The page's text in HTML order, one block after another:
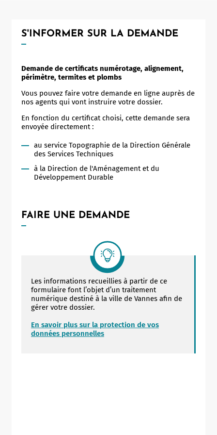
S'INFORMER SUR LA DEMANDE
Demande de certificats numérotage, alignement,
périmètre, termites et plombs
Vous pouvez faire votre demande en ligne auprès de
nos agents qui vont instruire votre dossier.
En fonction du certificat choisi, cette demande sera
envoyée directement :
au service Topographie de la Direction Générale
des Services Techniques
à la Direction de l'Aménagement et du
Développement Durable
FAIRE UNE DEMANDE
Les informations recueillies à partir de ce
formulaire font l’objet d’un traitement
numérique destiné à la ville de Vannes afin de
gérer votre dossier.
En savoir plus sur la protection de vos
données personnelles